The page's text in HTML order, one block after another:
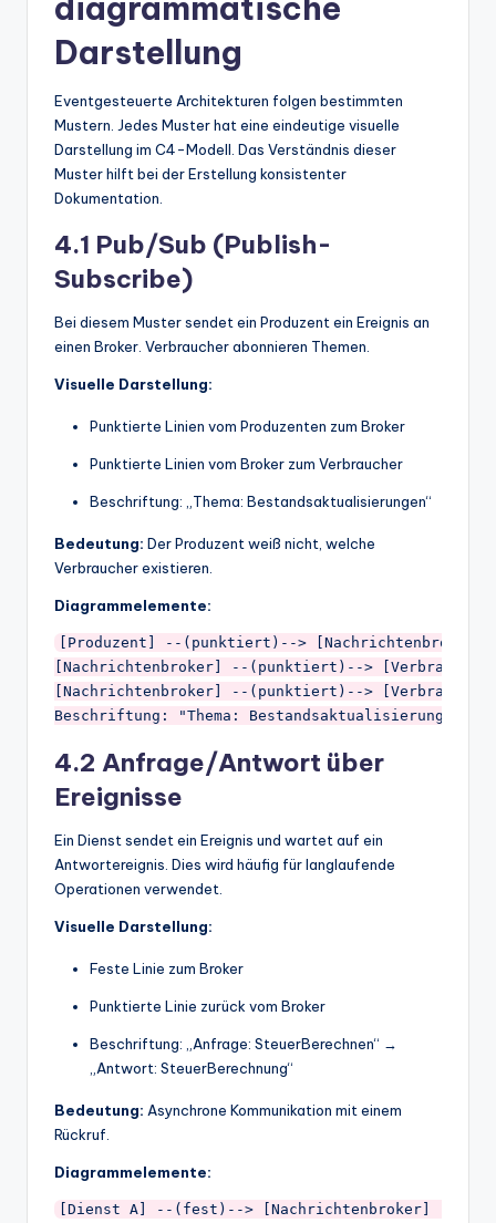
Darstellung
Eventgesteuerte Architekturen folgen bestimmten
Mustern. Jedes Muster hat eine eindeutige visuelle
Darstellung im C4-Modell. Das Verständnis dieser
Muster hilft bei der Erstellung konsistenter
Dokumentation.
4.1 Pub/Sub (Publish-
Subscribe)
Bei diesem Muster sendet ein Produzent ein Ereignis an
einen Broker. Verbraucher abonnieren Themen.
Visuelle Darstellung:
Punktierte Linien vom Produzenten zum Broker
Punktierte Linien vom Broker zum Verbraucher
Beschriftung: „Thema: Bestandsaktualisierungen“
Bedeutung: Der Produzent weiß nicht, welche
Verbraucher existieren.
Diagrammelemente:
[Produzent] --(punktiert)--> [Nachrichtenbroker]
[Nachrichtenbroker] --(punktiert)--> [Verbraucher
[Nachrichtenbroker] --(punktiert)--> [Verbraucher
4.2 Anfrage/Antwort über
Ereignisse
Ein Dienst sendet ein Ereignis und wartet auf ein
Antwortereignis. Dies wird häufig für langlaufende
Operationen verwendet.
Visuelle Darstellung:
Feste Linie zum Broker
Punktierte Linie zurück vom Broker
Beschriftung: „Anfrage: SteuerBerechnen“ →
„Antwort: SteuerBerechnung“
Bedeutung: Asynchrone Kommunikation mit einem
Rückruf.
Diagrammelemente:
[Dienst A] --(fest)--> [Nachrichtenbroker] --